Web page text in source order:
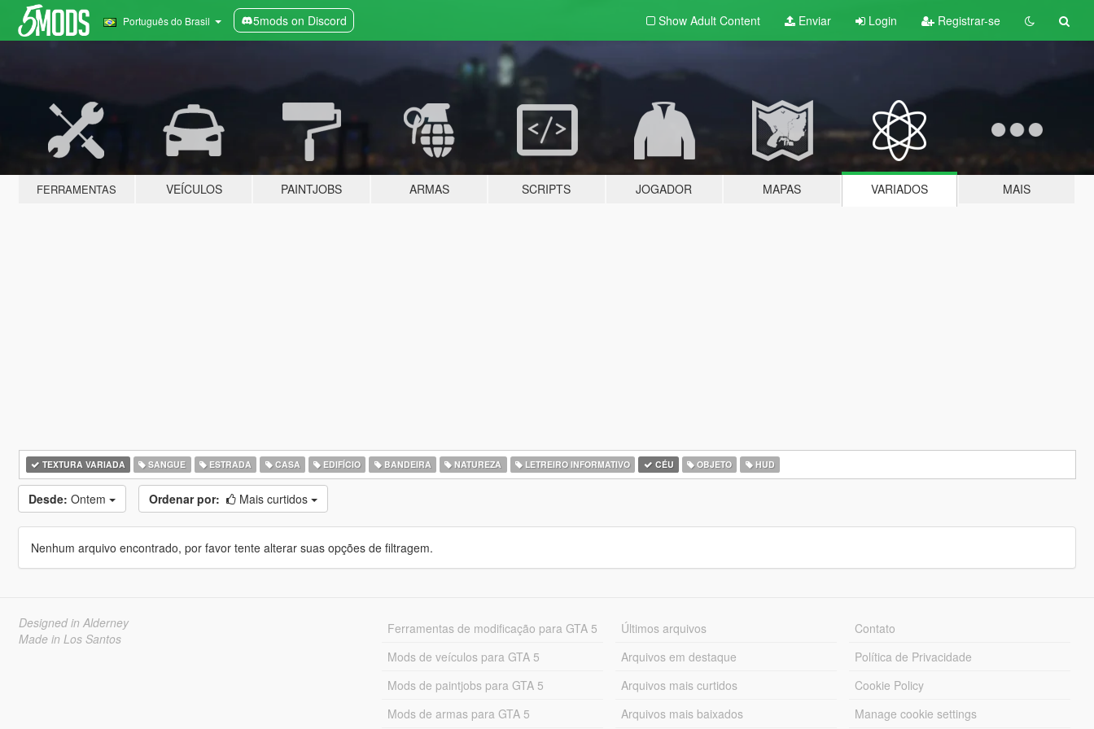
Português do Brasil 5mods on Discord Show Adult Content Enviar Login Registrar-se
FERRAMENTAS VEÍCULOS PAINTJOBS ARMAS SCRIPTS JOGADOR MAPAS VARIADOS MAIS
TEXTURA VARIADA SANGUE ESTRADA CASA EDIFÍCIO BANDEIRA NATUREZA LETREIRO INFORMATIVO CÉU OBJETO HUD
Desde: Ontem Ordenar por: Mais curtidos
Nenhum arquivo encontrado, por favor tente alterar suas opções de filtragem.
Designed in Alderney
Made in Los Santos
Ferramentas de modificação para GTA 5
Mods de veículos para GTA 5
Mods de paintjobs para GTA 5
Mods de armas para GTA 5
Últimos arquivos
Arquivos em destaque
Arquivos mais curtidos
Arquivos mais baixados
Contato
Política de Privacidade
Cookie Policy
Manage cookie settings